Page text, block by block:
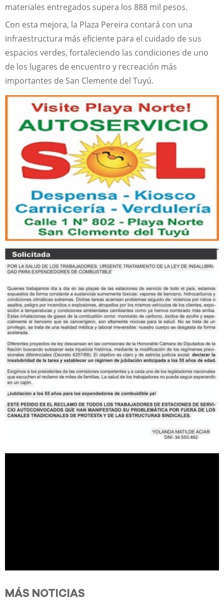
materiales entregados supera los 888 mil pesos.
Con esta mejora, la Plaza Pereira contará con una
infraestructura más eficiente para el cuidado de sus
espacios verdes, fortaleciendo las condiciones de uno
de los lugares de encuentro y recreación más
importantes de San Clemente del Tuyú.
MÁS NOTICIAS